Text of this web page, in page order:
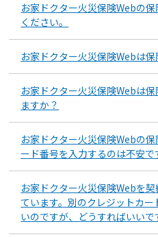
お家ドクター火災保険Webの
ください。
お家ドクター火災保険Webは
お家ドクター火災保険Webは
ますか？
お家ドクター火災保険Webの
ード番号を入力するのは不安で
お家ドクター火災保険Webを
ています。別のクレジットカ
いのですが、どうすればいいで